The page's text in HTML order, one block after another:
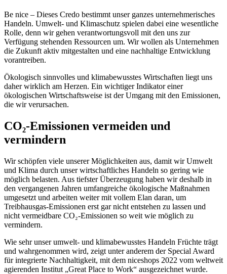
Be nice – Dieses Credo bestimmt unser ganzes unternehmerisches
Handeln. Umwelt- und Klimaschutz spielen dabei eine wesentliche
Rolle, denn wir gehen verantwortungsvoll mit den uns zur
Verfügung stehenden Ressourcen um. Wir wollen als Unternehmen
die Zukunft aktiv mitgestalten und eine nachhaltige Entwicklung
vorantreiben.
Ökologisch sinnvolles und klimabewusstes Wirtschaften liegt uns
daher wirklich am Herzen. Ein wichtiger Indikator einer
ökologischen Wirtschaftsweise ist der Umgang mit den Emissionen,
die wir verursachen.
CO₂-Emissionen vermeiden und
vermindern
Wir schöpfen viele unserer Möglichkeiten aus, damit wir Umwelt
und Klima durch unser wirtschaftliches Handeln so gering wie
möglich belasten. Aus tiefster Überzeugung haben wir deshalb in
den vergangenen Jahren umfangreiche ökologische Maßnahmen
umgesetzt und arbeiten weiter mit vollem Elan daran, um
Treibhausgas-Emissionen erst gar nicht entstehen zu lassen und
nicht vermeidbare CO₂-Emissionen so weit wie möglich zu
vermindern.
Wie sehr unser umwelt- und klimabewusstes Handeln Früchte trägt
und wahrgenommen wird, zeigt unter anderem der Special Award
für integrierte Nachhaltigkeit, mit dem niceshops 2022 vom weltweit
agierenden Institut „Great Place to Work“ ausgezeichnet wurde.